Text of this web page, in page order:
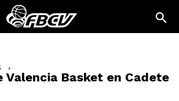
Basket en Cadete